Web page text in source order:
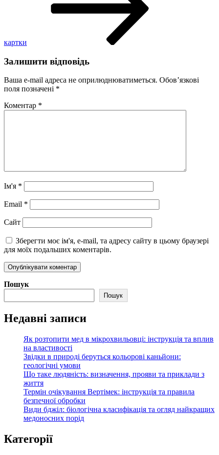
картки
Залишити відповідь
Ваша e-mail адреса не оприлюднюватиметься. Обов’язкові
поля позначені *
Коментар *
Ім'я *
Email *
Сайт
Зберегти моє ім'я, e-mail, та адресу сайту в цьому браузері
для моїх подальших коментарів.
Пошук
Пошук
Недавні записи
Як розтопити мед в мікрохвильовці: інструкція та вплив
на властивості
Звідки в природі беруться кольорові каньйони:
геологічні умови
Що таке людяність: визначення, прояви та приклади з
життя
Термін очікування Вертімек: інструкція та правила
безпечної обробки
Види бджіл: біологічна класифікація та огляд найкращих
медоносних порід
Категорії